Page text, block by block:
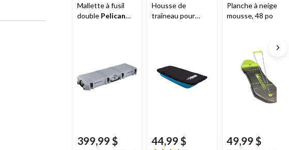
Mallette à fusil
double Pelican
399,99 $
Housse de
traîneau pour
44,99 $
Planche à neige en
mousse, 48 po
49,99 $